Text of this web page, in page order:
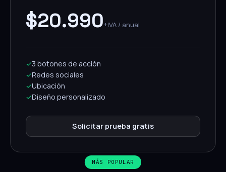
$20.990+IVA / anual
✓3 botones de acción
✓Redes sociales
✓Ubicación
✓Diseño personalizado
Solicitar prueba gratis
MÁS POPULAR